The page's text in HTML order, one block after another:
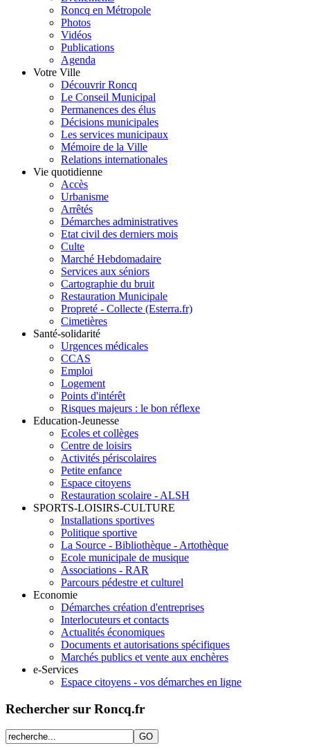
Roncq en Métropole
Photos
Vidéos
Publications
Agenda
Votre Ville
Découvrir Roncq
Le Conseil Municipal
Permanences des élus
Décisions municipales
Les services municipaux
Mémoire de la Ville
Relations internationales
Vie quotidienne
Accès
Urbanisme
Arrêtés
Démarches administratives
Etat civil des derniers mois
Culte
Marché Hebdomadaire
Services aux séniors
Cartographie du bruit
Restauration Municipale
Propreté - Collecte (Esterra.fr)
Cimetières
Santé-solidarité
Urgences médicales
CCAS
Emploi
Logement
Points d'intérêt
Risques majeurs : le bon réflexe
Education-Jeunesse
Ecoles et collèges
Centre de loisirs
Activités périscolaires
Petite enfance
Espace citoyens
Restauration scolaire - ALSH
SPORTS-LOISIRS-CULTURE
Installations sportives
Politique sportive
La Source - Bibliothèque - Artothèque
Ecole municipale de musique
Associations - RAR
Parcours pédestre et culturel
Economie
Démarches création d'entreprises
Interlocuteurs et contacts
Actualités économiques
Documents et autorisations spécifiques
Marchés publics et vente aux enchères
e-Services
Espace citoyens - vos démarches en ligne
Rechercher sur Roncq.fr